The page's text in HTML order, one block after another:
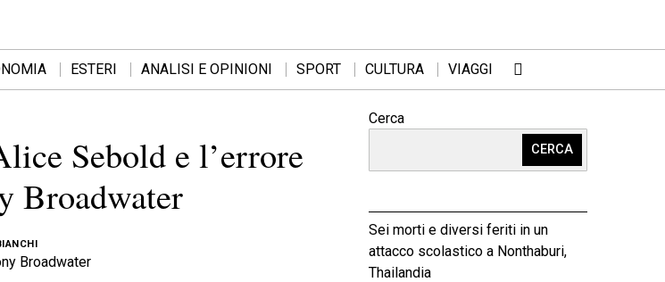
ESTERI ANALISI E OPINIONI SPORT CULTURA VIAGGI
Sebold e l’errore
Broadwater
Cerca
CERCA
Sei morti e diversi feriti in un
attacco scolastico a Nonthaburi,
Thailandia